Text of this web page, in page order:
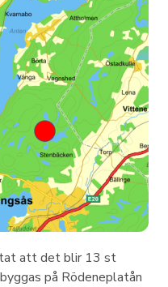
att det blir 13 st
på Rödeneplatån